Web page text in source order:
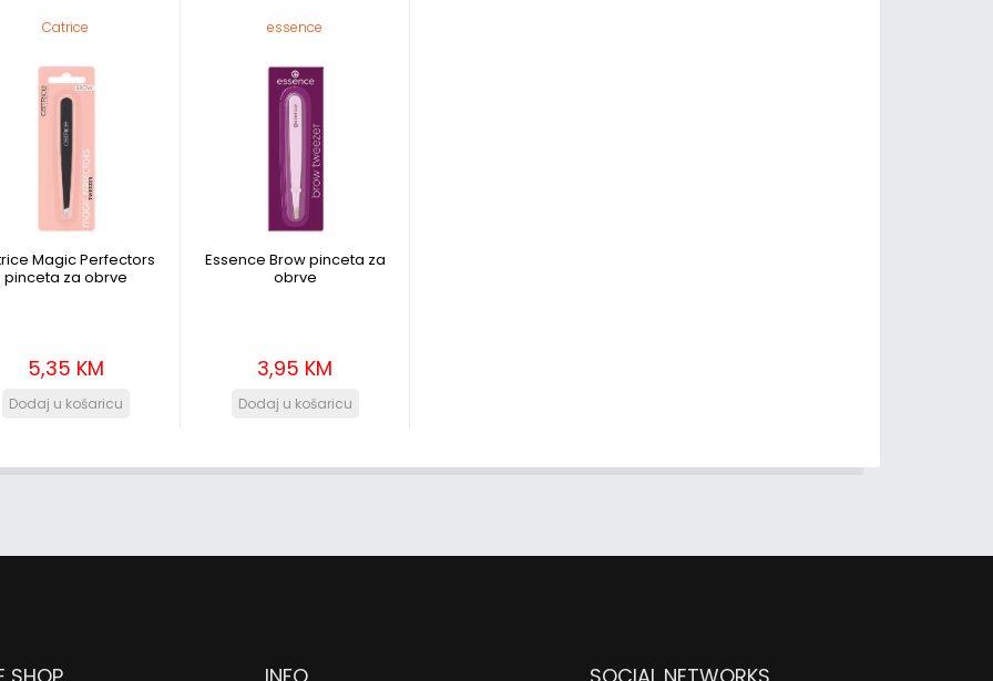
Catrice
Magic Perfectors
pinceta za obrve
5,35 KM
essence
Essence Brow pinceta za
obrve
3,95 KM